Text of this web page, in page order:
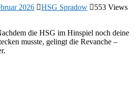
2026 HSG Spradow
553 Views
die HSG im Hinspiel noch deine
musste, gelingt die Revanche –